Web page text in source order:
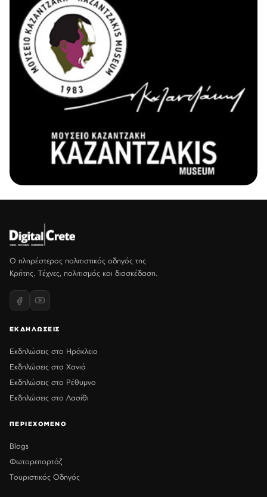
Ο πληρέστερος πολιτιστικός οδηγός της
Κρήτης. Τέχνες, πολιτισμός και διασκέδαση.
ΕΚΔΗΛΩΣΕΙΣ
Εκδηλώσεις στο Ηράκλειο
Εκδηλώσεις στα Χανιά
Εκδηλώσεις στο Ρέθυμνο
Εκδηλώσεις στο Λασίθι
ΠΕΡΙΕΧΟΜΕΝΟ
Blogs
Φωτορεπορτάζ
Τουριστικός Οδηγός